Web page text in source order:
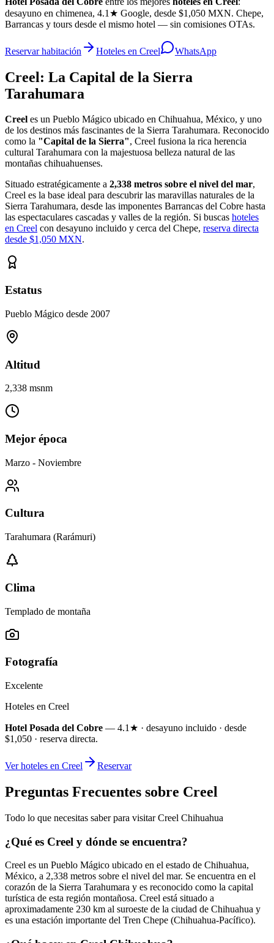
desayuno en chimenea, 4.1★ Google, desde $1,050 MXN. Chepe,
Barrancas y tours desde el mismo hotel — sin comisiones OTAs.
Reservar habitación Hoteles en Creel WhatsApp
Creel: La Capital de la Sierra
Tarahumara
Creel es un Pueblo Mágico ubicado en Chihuahua, México, y uno
de los destinos más fascinantes de la Sierra Tarahumara. Reconocido
como la "Capital de la Sierra", Creel fusiona la rica herencia
cultural Tarahumara con la majestuosa belleza natural de las
montañas chihuahuenses.
Situado estratégicamente a 2,338 metros sobre el nivel del mar,
Creel es la base ideal para descubrir las maravillas naturales de la
Sierra Tarahumara, desde las imponentes Barrancas del Cobre hasta
las espectaculares cascadas y valles de la región. Si buscas hoteles
en Creel con desayuno incluido y cerca del Chepe, reserva directa
desde $1,050 MXN.
Estatus
Pueblo Mágico desde 2007
Altitud
2,338 msnm
Mejor época
Marzo - Noviembre
Cultura
Tarahumara (Rarámuri)
Clima
Templado de montaña
Fotografía
Excelente
Hoteles en Creel
Hotel Posada del Cobre — 4.1★ · desayuno incluido · desde
$1,050 · reserva directa.
Ver hoteles en Creel Reservar
Preguntas Frecuentes sobre Creel
Todo lo que necesitas saber para visitar Creel Chihuahua
¿Qué es Creel y dónde se encuentra?
Creel es un Pueblo Mágico ubicado en el estado de Chihuahua,
México, a 2,338 metros sobre el nivel del mar. Se encuentra en el
corazón de la Sierra Tarahumara y es reconocido como la capital
turística de esta región montañosa. Creel está situado a
aproximadamente 230 km al suroeste de la ciudad de Chihuahua y
es una estación importante del Tren Chepe (Chihuahua-Pacífico).